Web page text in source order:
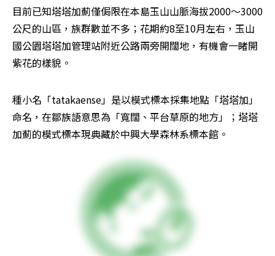
目前已知塔塔加薊僅侷限在本島玉山山脈海拔2000～3000
公尺的山區，族群數並不多；花期約8至10月左右，玉山
國公園塔塔加管理站附近公路兩旁開闊地，有機會一睹開
紫花的樣貌。
種小名「tatakaense」是以模式標本採集地點「塔塔加」
命名，在鄒族語意思為「寬闊、平台草原的地方」；塔塔
加薊的模式標本現典藏於中興大學森林系標本館。